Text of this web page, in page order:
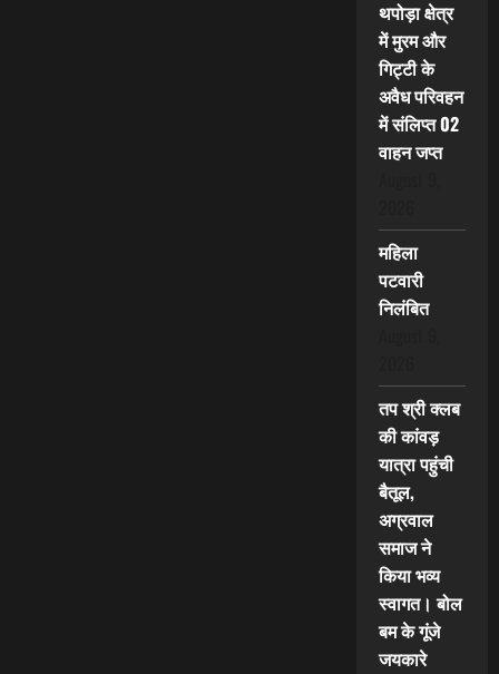
थपोड़ा क्षेत्र
में मुरम और
गिट्टी के
अवैध परिवहन
में संलिप्त 02
वाहन जप्त
महिला
पटवारी
निलंबित
तप श्री क्लब
की कांवड़
यात्रा पहुंची
बैतूल,
अग्रवाल
समाज ने
किया भव्य
स्वागत। बोल
बम के गूंजे
जयकारे